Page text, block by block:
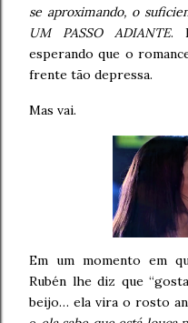
se aproximando, o
UM PASSO ADIANTE.
esperando que o
frente tão depressa.
Mas vai.
Em um momento em
Rubén lhe diz que
beijo… ela vira o rosto